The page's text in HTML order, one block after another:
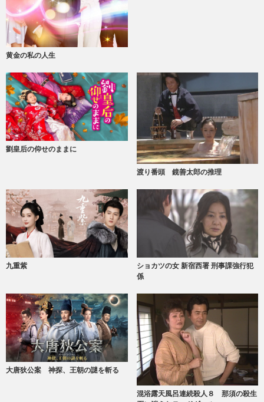
黄金の私の人生
劉皇后の仰せのままに
渡り番頭 鏡善太郎の推理
九重紫
ショカツの女 新宿西署 刑事課強行犯
係
大唐狄公案 神探、王朝の謎を斬る
混浴露天風呂連続殺人８ 那須の殺生